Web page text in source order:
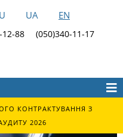
UA EN
12-88 (050)340-11-17
КОНТРАКТУВАННЯ З
2026